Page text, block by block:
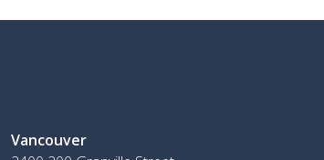
Vancouver